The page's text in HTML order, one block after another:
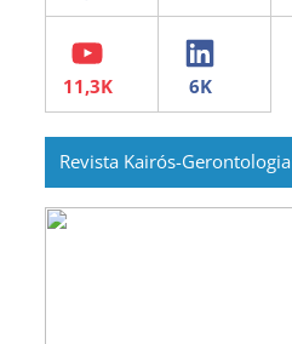
YouTube LinkedIn
Revista Kairós-Gerontologia